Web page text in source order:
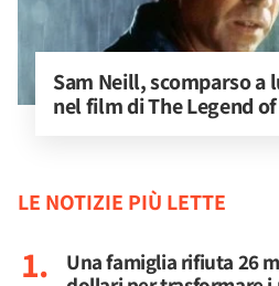
Sam Neill, scomparso a
nel film di The Legend
LE NOTIZIE PIÙ LETTE
Una famiglia rifiuta 26